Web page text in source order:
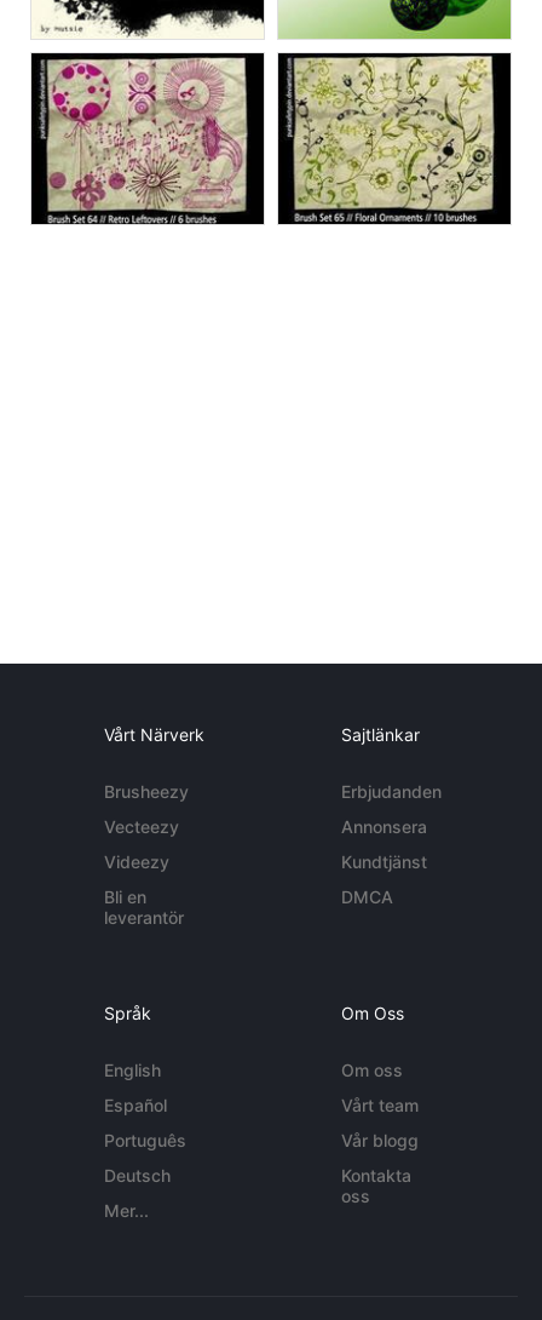
Vårt Närverk
Brusheezy
Vecteezy
Videezy
Bli en
leverantör
Sajtlänkar
Erbjudanden
Annonsera
Kundtjänst
DMCA
Språk
English
Español
Português
Deutsch
Mer...
Om Oss
Om oss
Vårt team
Vår blogg
Kontakta
oss